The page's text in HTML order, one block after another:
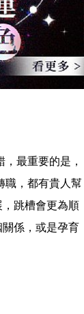
最重要的是，
職，都有貴人幫
跳槽會更為順
係，或是孕育